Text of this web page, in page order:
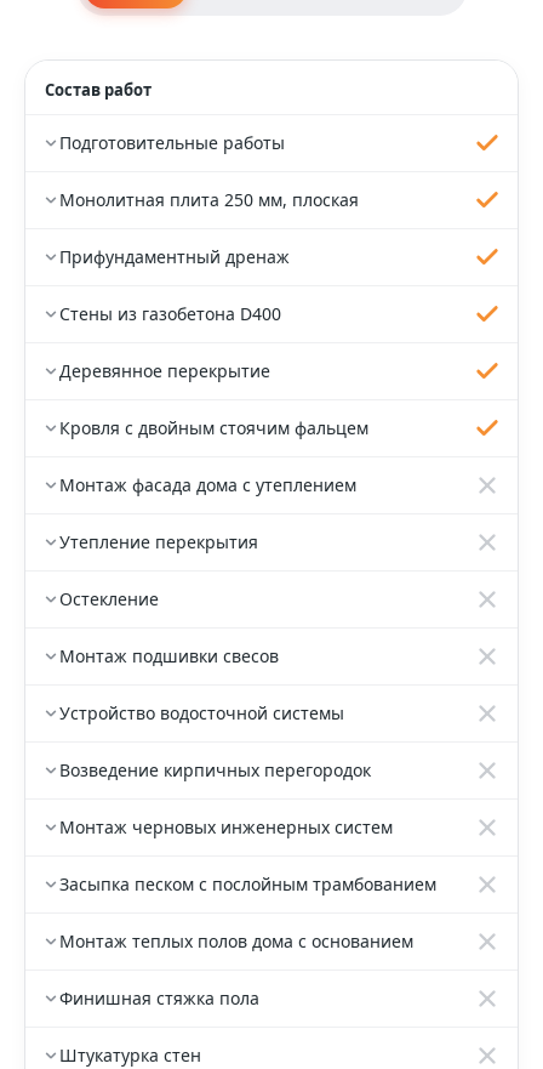
Состав работ
Подготовительные работы
Монолитная плита 250 мм, плоская
Прифундаментный дренаж
Стены из газобетона D400
Деревянное перекрытие
Кровля с двойным стоячим фальцем
Монтаж фасада дома с утеплением
Утепление перекрытия
Остекление
Монтаж подшивки свесов
Устройство водосточной системы
Возведение кирпичных перегородок
Монтаж черновых инженерных систем
Засыпка песком с послойным трамбованием
Монтаж теплых полов дома с основанием
Финишная стяжка пола
Штукатурка стен